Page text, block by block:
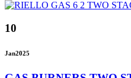
10
Jan2025